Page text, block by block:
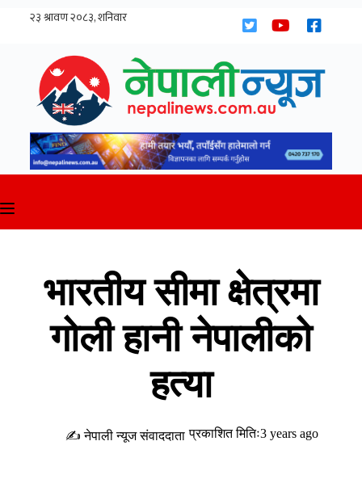
भारतीय सीमा क्षेत्रमा
गोली हानी नेपालीको
हत्या
✍ नेपाली न्यूज संवाददाता प्रकाशित मितिः3 years ago